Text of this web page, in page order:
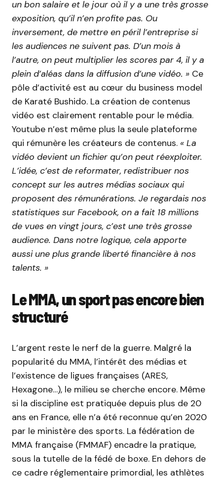
un bon salaire et le jour où il y a une très grosse
exposition, qu’il n’en profite pas. Ou
inversement, de mettre en péril l’entreprise si
les audiences ne suivent pas. D’un mois à
l’autre, on peut multiplier les scores par 4, il y a
plein d’aléas dans la diffusion d’une vidéo. » Ce
pôle d’activité est au cœur du business model
de Karaté Bushido. La création de contenus
vidéo est clairement rentable pour le média.
Youtube n’est même plus la seule plateforme
qui rémunère les créateurs de contenus. « La
vidéo devient un fichier qu’on peut réexploiter.
L’idée, c’est de reformater, redistribuer nos
concept sur les autres médias sociaux qui
proposent des rémunérations. Je regardais nos
statistiques sur Facebook, on a fait 18 millions
de vues en vingt jours, c’est une très grosse
audience. Dans notre logique, cela apporte
aussi une plus grande liberté financière à nos
talents. »
Le MMA, un sport pas encore bien
structuré
L’argent reste le nerf de la guerre. Malgré la
popularité du MMA, l’intérêt des médias et
l’existence de ligues françaises (ARES,
Hexagone…), le milieu se cherche encore. Même
si la discipline est pratiquée depuis plus de 20
ans en France, elle n’a été reconnue qu’en 2020
par le ministère des sports. La fédération de
MMA française (FMMAF) encadre la pratique,
sous la tutelle de la fédé de boxe. En dehors de
ce cadre réglementaire primordial, les athlètes